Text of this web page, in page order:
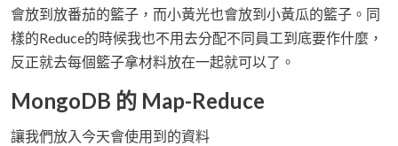
會放到放番茄的籃子，而小黃光也會放到小黃瓜的籃子。同
樣的Reduce的時候我也不用去分配不同員工到底要作什麼，
反正就去每個籃子拿材料放在一起就可以了。
MongoDB 的 Map-Reduce
讓我們放入今天會使用到的資料